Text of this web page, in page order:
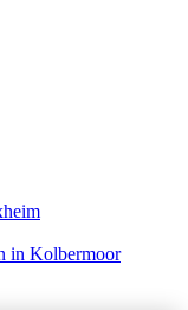
in Kolbermoor